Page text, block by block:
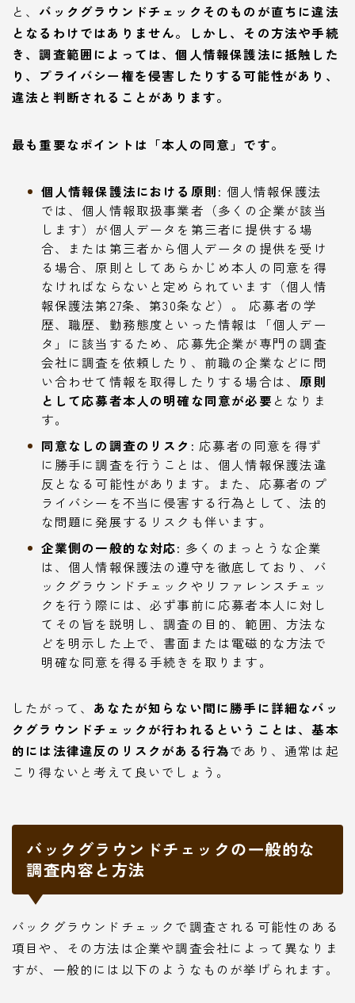
と、 バックグラウンドチェックそのものが直ちに違法
となるわけではありません。しかし、その方法や手続
き、調査範囲によっては、個人情報保護法に抵触した
り、プライバシー権を侵害したりする可能性があり、
違法と判断されることがあります。
最も重要なポイントは「本人の同意」です。
個人情報保護法における原則: 個人情報保護法
では、個人情報取扱事業者（多くの企業が該当
します）が個人データを第三者に提供する場
合、または第三者から個人データの提供を受け
る場合、原則としてあらかじめ本人の同意を得
なければならないと定められています（個人情
報保護法第27条、第30条など）。 応募者の学
歴、職歴、勤務態度といった情報は「個人デー
タ」に該当するため、応募先企業が専門の調査
会社に調査を依頼したり、前職の企業などに問
い合わせて情報を取得したりする場合は、原則
として応募者本人の明確な同意が必要 となりま
す。
同意なしの調査のリスク: 応募者の同意を得ず
に勝手に調査を行うことは、個人情報保護法違
反となる可能性があります。また、応募者のプ
ライバシーを不当に侵害する行為として、法的
な問題に発展するリスクも伴います。
企業側の一般的な対応: 多くのまっとうな企業
は、個人情報保護法の遵守を徹底しており、バ
ックグラウンドチェックやリファレンスチェッ
クを行う際には、必ず事前に応募者本人に対し
てその旨を説明し、調査の目的、範囲、方法な
どを明示した上で、書面または電磁的な方法で
明確な同意を得る手続きを取ります。
したがって、 あなたが知らない間に勝手に詳細なバッ
クグラウンドチェックが行われるということは、基本
的には法律違反のリスクがある行為であり、通常は起
こり得ないと考えて良いでしょう。
バックグラウンドチェックの一般的な
調査内容と方法
バックグラウンドチェックで調査される可能性のある
項目や、その方法は企業や調査会社によって異なりま
すが、一般的には以下のようなものが挙げられます。